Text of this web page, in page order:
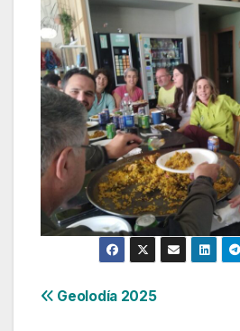
Navegación
Geolodía 2025